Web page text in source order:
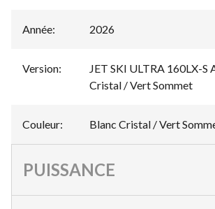
Année: 2026
Version:
JET SKI ULTRA 160LX-S
Cristal / Vert Sommet
Couleur: Blanc Cristal / Vert
PUISSANCE